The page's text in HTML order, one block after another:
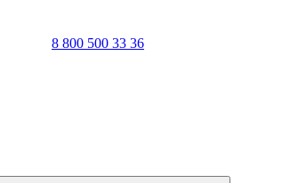
8 800 500 33 36